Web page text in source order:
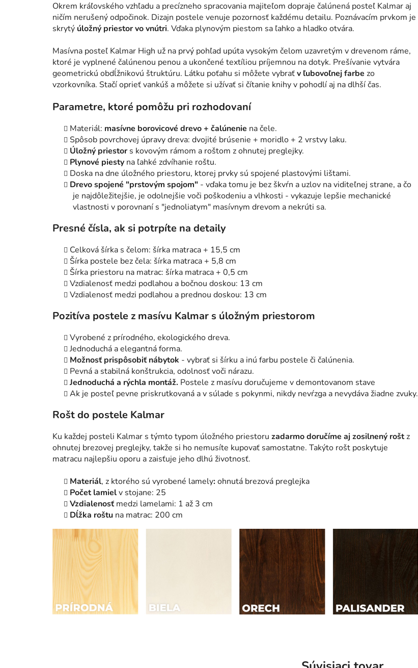
Okrem kráľovského vzhľadu a precízneho spracovania majiteľom dopraje čalúnená posteľ Kalmar aj
ničím nerušený odpočinok. Dizajn postele venuje pozornosť každému detailu. Poznávacím prvkom je
skrytý úložný priestor vo vnútri. Vďaka plynovým piestom sa ľahko a hladko otvára.
Masívna posteľ Kalmar High už na prvý pohľad upúta vysokým čelom uzavretým v drevenom ráme,
ktoré je vyplnené čalúnenou penou a ukončené textíliou príjemnou na dotyk. Prešívanie vytvára
geometrickú obdĺžnikovú štruktúru. Látku poťahu si môžete vybraťv ľubovoľnej farbe zo
vzorkovníka. Stačí oprieť vankúš a môžete si užívať si čítanie knihy v pohodlí aj na dlhší čas.
Parametre, ktoré pomôžu pri rozhodovaní
Materiál: masívne borovicové drevo + čalúnenie na čele.
Spôsob povrchovej úpravy dreva: dvojité brúsenie + moridlo + 2 vrstvy laku.
Úložný priestor s kovovým rámom a roštom z ohnutej preglejky.
Plynové piesty na ľahké zdvíhanie roštu.
Doska na dne úložného priestoru, ktorej prvky sú spojené plastovými lištami.
Drevo spojené "prstovým spojom" - vďaka tomu je bez škvŕn a uzlov na viditeľnej strane, a čo
je najdôležitejšie, je odolnejšie voči poškodeniu a vlhkosti - vykazuje lepšie mechanické
vlastnosti v porovnaní s "jednoliatym" masívnym drevom a nekrúti sa.
Presné čísla, ak si potrpíte na detaily
Celková šírka s čelom: šírka matraca + 15,5 cm
Šírka postele bez čela: šírka matraca + 5,8 cm
Šírka priestoru na matrac: šírka matraca + 0,5 cm
Vzdialenosť medzi podlahou a bočnou doskou: 13 cm
Vzdialenosť medzi podlahou a prednou doskou: 13 cm
Pozitíva postele z masívu Kalmar s úložným priestorom
Vyrobené z prírodného, ekologického dreva.
Jednoduchá a elegantná forma.
Možnosť prispôsobiť nábytok - vybrať si šírku a inú farbu postele či čalúnenia.
Pevná a stabilná konštrukcia, odolnosť voči nárazu.
Jednoduchá a rýchla montáž. Postele z masívu doručujeme v demontovanom stave
Ak je posteľ pevne priskrutkovaná a v súlade s pokynmi, nikdy nevŕzga a nevydáva žiadne zvuky.
Rošt do postele Kalmar
Ku každej posteli Kalmar s týmto typom úložného priestoru zadarmo doručíme aj zosilnený roštz
ohnutej brezovej preglejky, takže si ho nemusíte kupovať samostatne. Takýto rošt poskytuje
matracu najlepšiu oporu a zaisťuje jeho dlhú životnosť.
Materiál, z ktorého sú vyrobené lamely:ohnutá brezová preglejka
Počet lamielv stojane: 25
Vzdialenosťmedzi lamelami: 1 až 3 cm
Dĺžka roštu na matrac: 200 cm